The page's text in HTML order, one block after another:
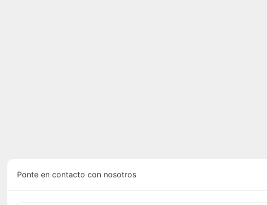
Ponte en contacto con nosotros